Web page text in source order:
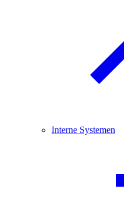
Interne Systemen